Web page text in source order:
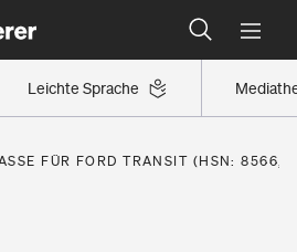
Leichte Sprache
Versicherer finden
Region eingestuft
Versicherer finden
FÜR FORD TRANSIT (HSN: 8566,